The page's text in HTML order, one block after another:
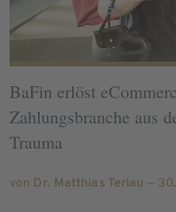
BaFin erlöst
Zahlungsbranche aus
Trauma
von Dr. Matthias Terlau —